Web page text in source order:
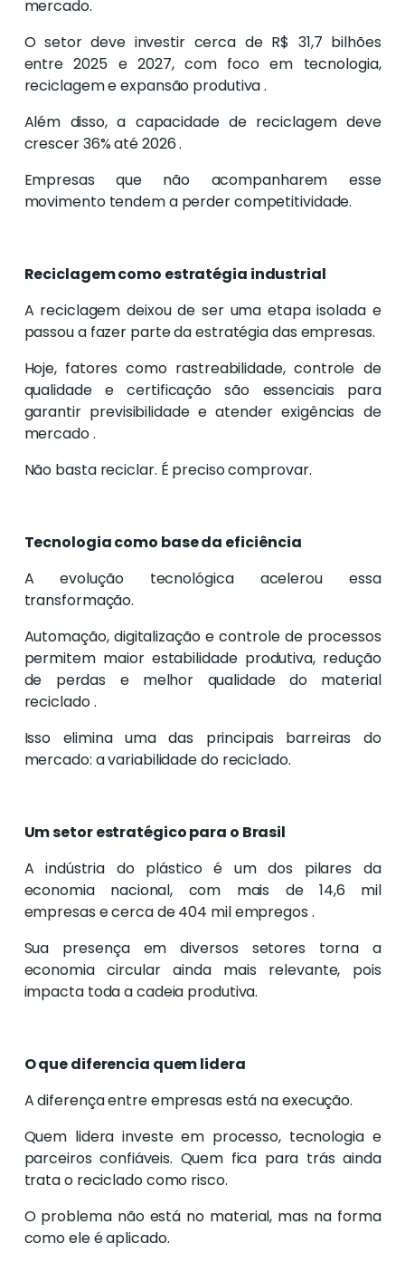
mercado.
O setor deve investir cerca de R$ 31,7 bilhões
entre 2025 e 2027, com foco em tecnologia,
reciclagem e expansão produtiva .
Além disso, a capacidade de reciclagem deve
crescer 36% até 2026 .
Empresas que não acompanharem esse
movimento tendem a perder competitividade.
Reciclagem como estratégia industrial
A reciclagem deixou de ser uma etapa isolada e
passou a fazer parte da estratégia das empresas.
Hoje, fatores como rastreabilidade, controle de
qualidade e certificação são essenciais para
garantir previsibilidade e atender exigências de
mercado .
Não basta reciclar. É preciso comprovar.
Tecnologia como base da eficiência
A evolução tecnológica acelerou essa
transformação.
Automação, digitalização e controle de processos
permitem maior estabilidade produtiva, redução
de perdas e melhor qualidade do material
reciclado .
Isso elimina uma das principais barreiras do
mercado: a variabilidade do reciclado.
Um setor estratégico para o Brasil
A indústria do plástico é um dos pilares da
economia nacional, com mais de 14,6 mil
empresas e cerca de 404 mil empregos .
Sua presença em diversos setores torna a
economia circular ainda mais relevante, pois
impacta toda a cadeia produtiva.
O que diferencia quem lidera
A diferença entre empresas está na execução.
Quem lidera investe em processo, tecnologia e
parceiros confiáveis. Quem fica para trás ainda
trata o reciclado como risco.
O problema não está no material, mas na forma
como ele é aplicado.